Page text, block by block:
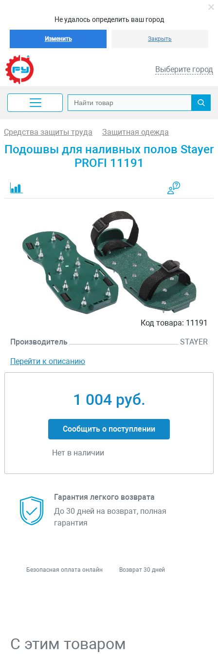
Не удалось определить ваш город
Изменить Закрыть
Выберите город
Средства защиты труда Защитная одежда
Подошвы для наливных полов Stayer
PROFI 11191
Код товара: 11191
Производитель STAYER
Перейти к описанию
1 004 руб.
Сообщить о поступлении
Нет в наличии
Гарантия легкого возврата
До 30 дней на возврат, полная
гарантия
Безопасная оплата онлайн Возврат 30 дней
С этим товаром